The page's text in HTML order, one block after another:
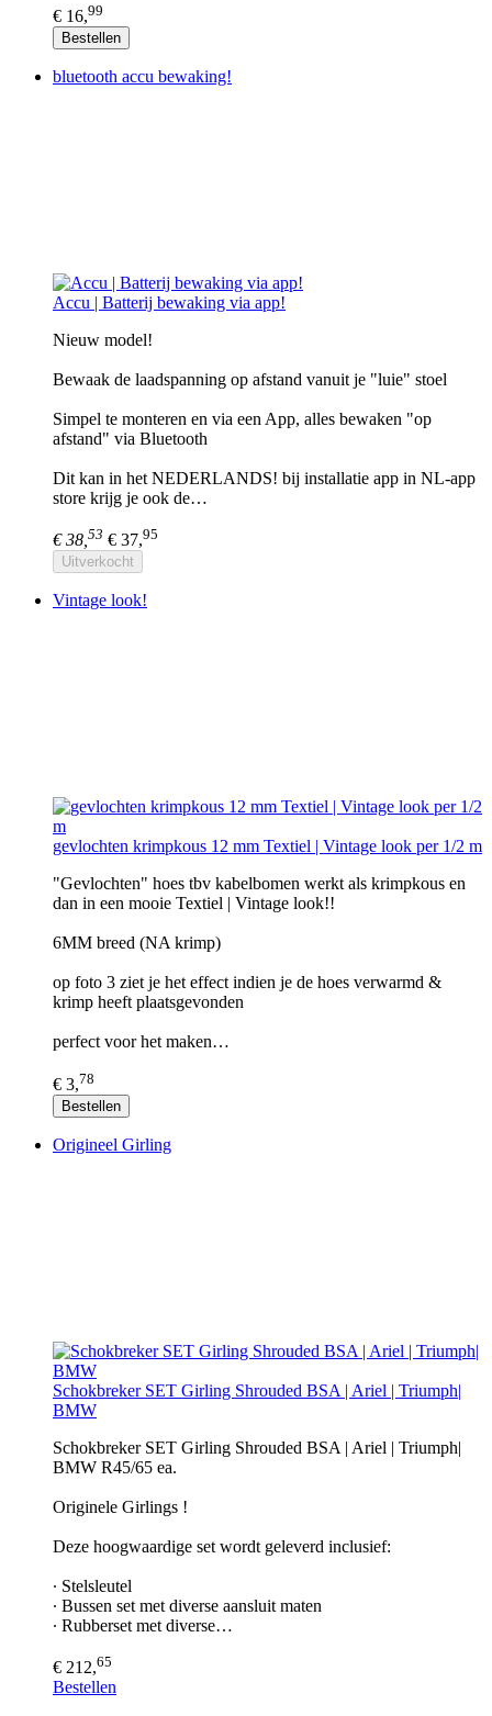
€ 16,99
Bestellen
bluetooth accu bewaking!
Accu | Batterij bewaking via app!
Nieuw model!
Bewaak de laadspanning op afstand vanuit je "luie" stoel
Simpel te monteren en via een App, alles bewaken "op
afstand" via Bluetooth
Dit kan in het NEDERLANDS! bij installatie app in NL-app
store krijg je ook de…
€ 38, 53 € 37,95
Uitverkocht
Vintage look!
gevlochten krimpkous 12 mm Textiel | Vintage look per 1/2 m
"Gevlochten" hoes tbv kabelbomen werkt als krimpkous en
dan in een mooie Textiel | Vintage look!!
6MM breed (NA krimp)
op foto 3 ziet je het effect indien je de hoes verwarmd &
krimp heeft plaatsgevonden
perfect voor het maken…
€ 3,78
Bestellen
Origineel Girling
Schokbreker SET Girling Shrouded BSA | Ariel | Triumph|
BMW
Schokbreker SET Girling Shrouded BSA | Ariel | Triumph|
BMW R45/65 ea.
Originele Girlings !
Deze hoogwaardige set wordt geleverd inclusief:
∙ Stelsleutel
∙ Bussen set met diverse aansluit maten
∙ Rubberset met diverse…
€ 212,65
Bestellen